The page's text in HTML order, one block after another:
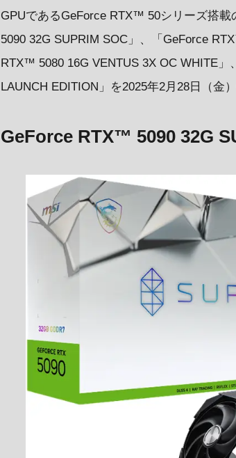
GPUであるGeForce RTX™ 50シリーズ搭
5090 32G SUPRIM SOC」、「GeForce
RTX™ 5080 16G VENTUS 3X OC WHITE
LAUNCH EDITION」を2025年2月28日（金
GeForce RTX™ 5090 32G